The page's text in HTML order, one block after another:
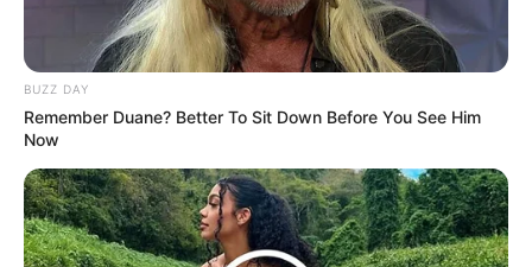
Serem! 9 Chat Ojek Online &
Pelanggan Ini Bikin Auto
Merinding
BUZZ DAY
Remember Duane? Better To Sit Down Before You See Him
Now